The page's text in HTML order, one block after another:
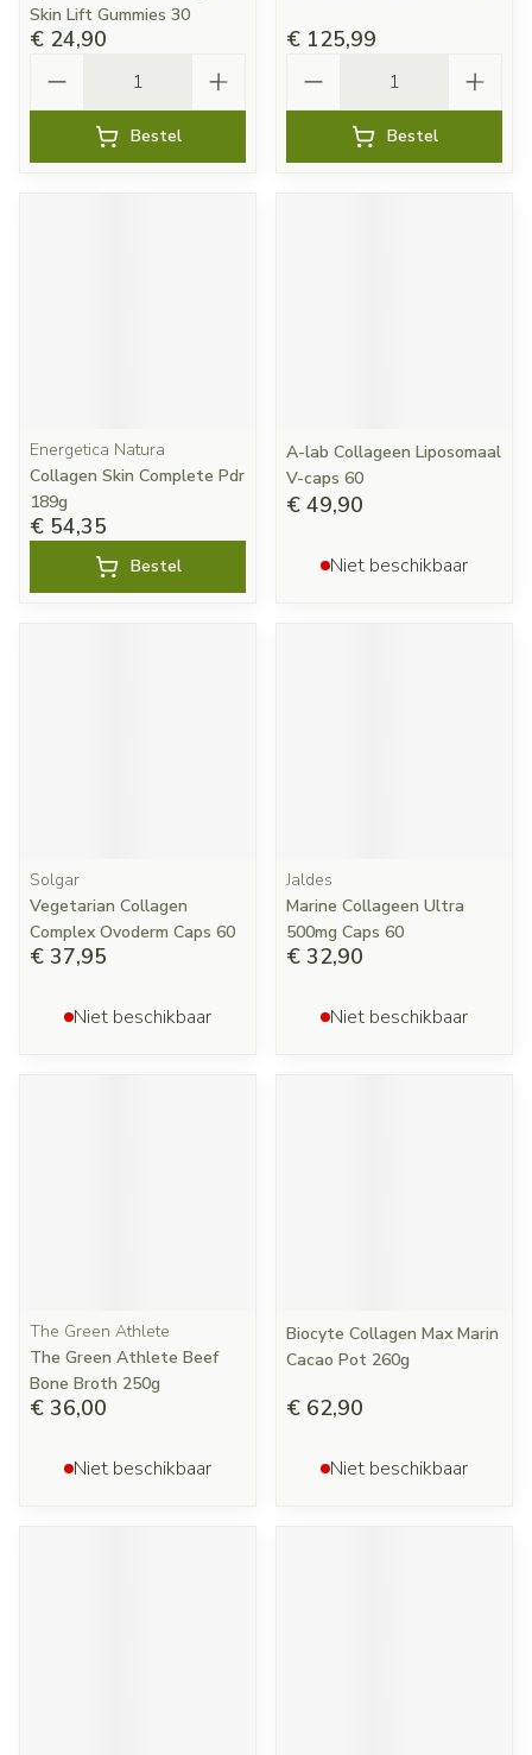
Skin Lift Gummies 30
€ 24,90
Bestel
€ 125,99
Bestel
Energetica Natura
Collagen Skin Complete Pdr
189g
€ 54,35
Bestel
A-lab Collageen Liposomaal
V-caps 60
€ 49,90
Niet beschikbaar
Solgar
Vegetarian Collagen
Complex Ovoderm Caps 60
€ 37,95
Niet beschikbaar
Jaldes
Marine Collageen Ultra
500mg Caps 60
€ 32,90
Niet beschikbaar
The Green Athlete
The Green Athlete Beef
Bone Broth 250g
€ 36,00
Niet beschikbaar
Biocyte Collagen Max Marin
Cacao Pot 260g
€ 62,90
Niet beschikbaar